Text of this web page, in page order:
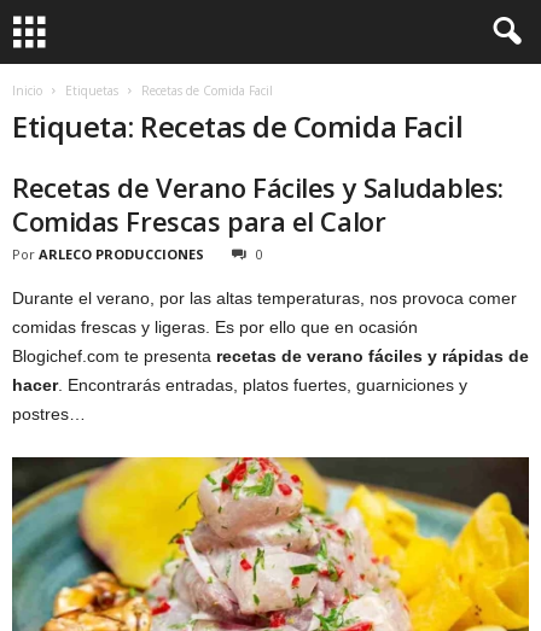
Inicio Etiquetas Recetas de Comida Facil
Etiqueta: Recetas de Comida Facil
Recetas de Verano Fáciles y Saludables:
Comidas Frescas para el Calor
Por ARLECO PRODUCCIONES 0
Durante el verano, por las altas temperaturas, nos provoca comer
comidas frescas y ligeras. Es por ello que en ocasión
Blogichef.com te presenta recetas de verano fáciles y rápidas de
hacer. Encontrarás entradas, platos fuertes, guarniciones y
postres…